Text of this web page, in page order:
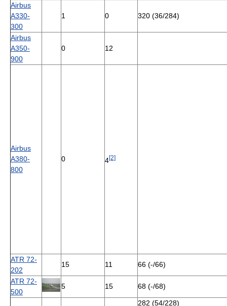
Airbus
A330-
300
1 0 320 (36/284)
Airbus
A350-
900
0 12
Airbus
A380-
800
0 4[2]
ATR 72-
202
15 11 66 (-/66)
ATR 72-
500
5 15 68 (-/68)
282 (54/228)